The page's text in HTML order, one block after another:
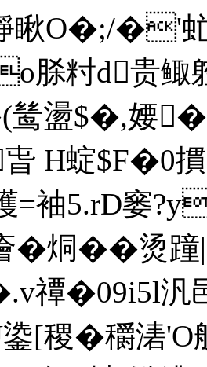
O�;/�'虻
脎籿d贵鲰
鸶盪$�,婹
H蝊$F�0
=袖5.rD窭
�烔��烫
禫�09i5l汎
[稷�穱湱